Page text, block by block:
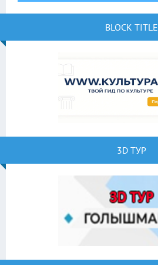
BLOCK TITLE
3D ТУР